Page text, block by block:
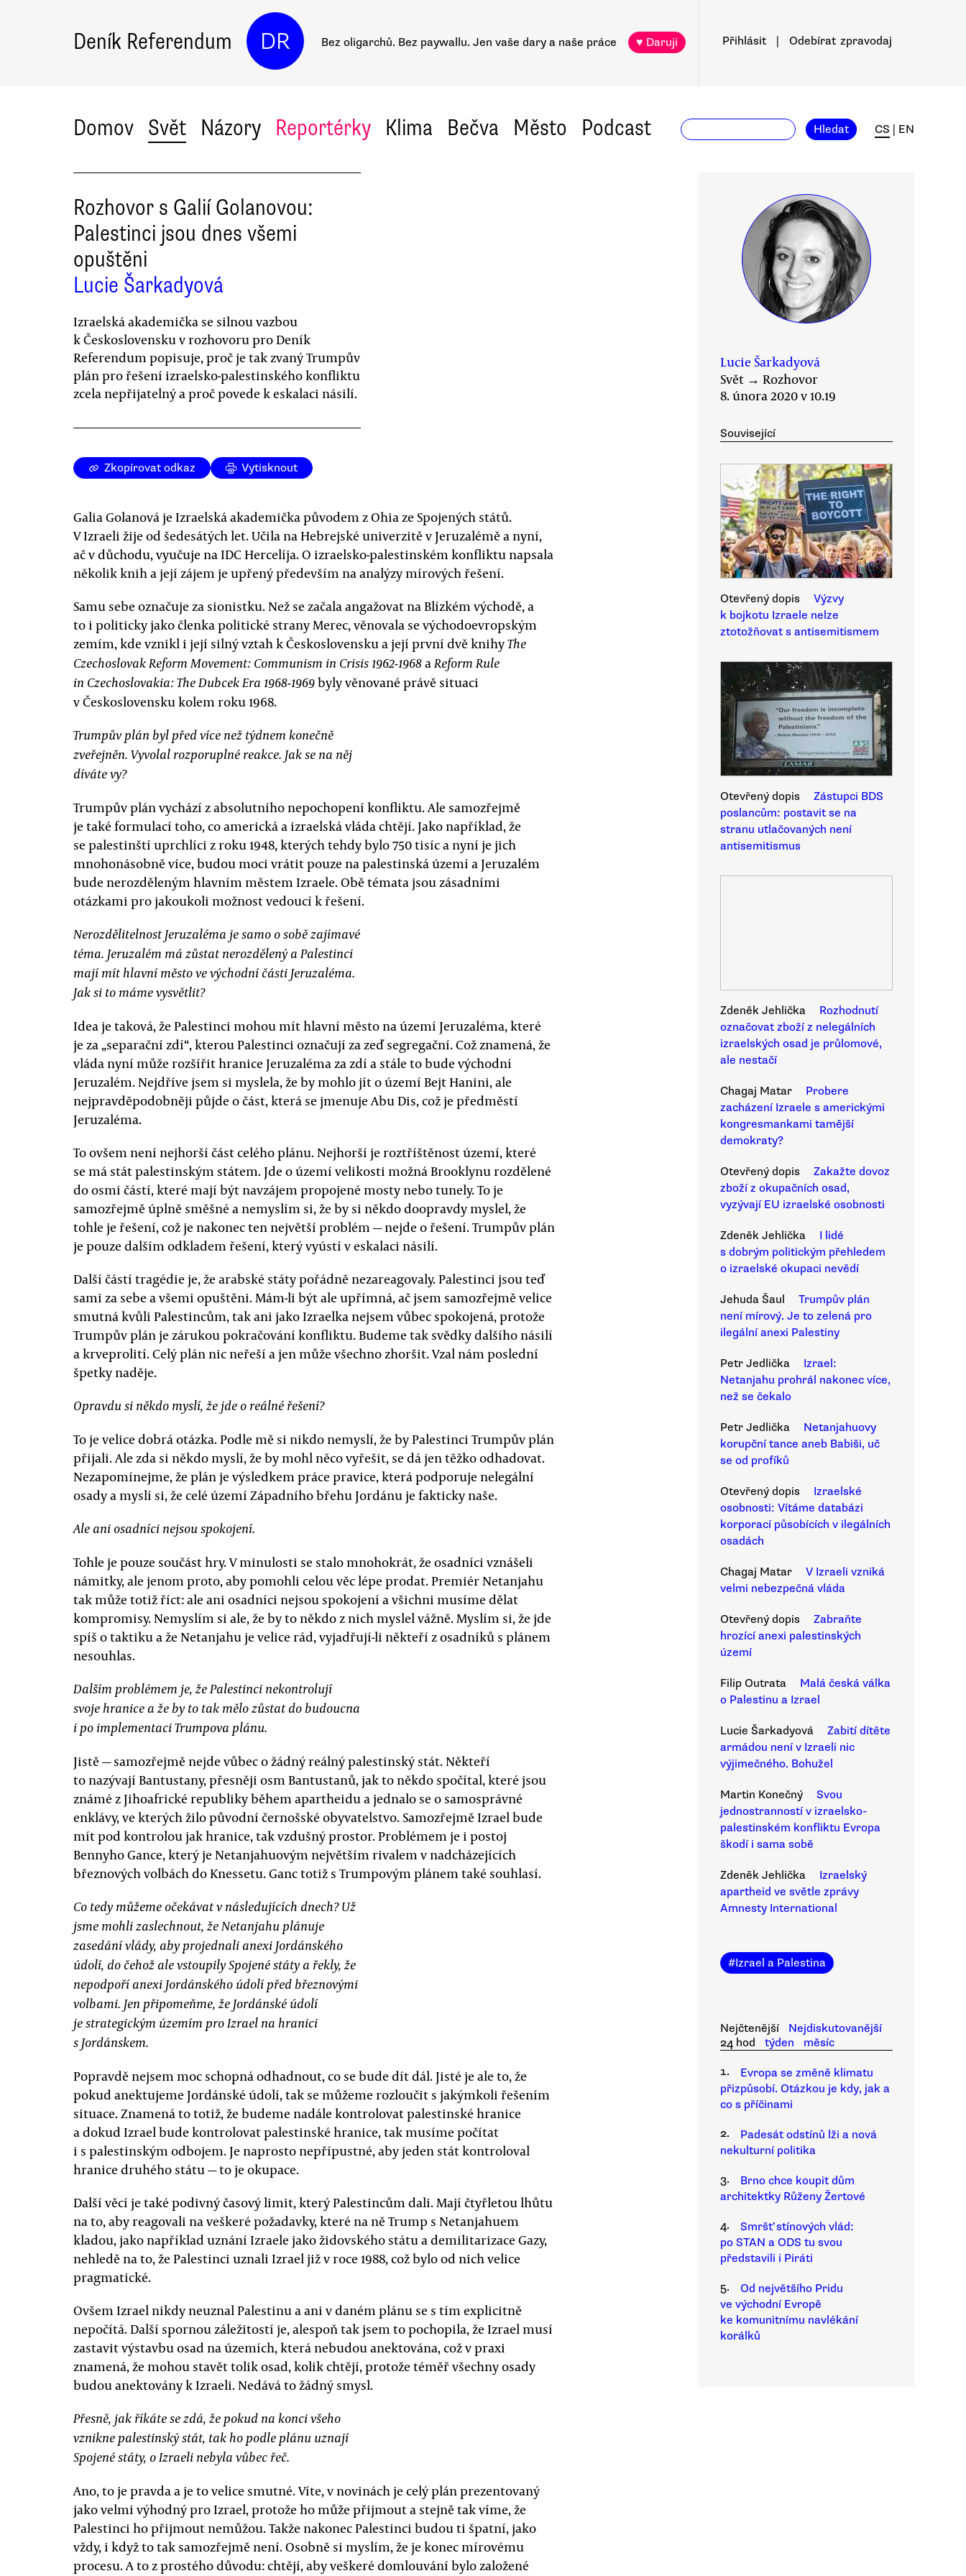
Deník Referendum DR Bez oligarchů. Bez paywallu. Jen vaše dary a naše práce ♥ Daruji Přihlásit Odebírat zpravodaj
Domov Svět Názory Reportérky Klima Bečva Město Podcast Hledat CS EN
Rozhovor s Galií Golanovou:
Palestinci jsou dnes všemi
opuštěni
Lucie Šarkadyová
Izraelská akademička se silnou vazbou
k Československu v rozhovoru pro Deník
Referendum popisuje, proč je tak zvaný Trumpův
plán pro řešení izraelsko-palestinského konfliktu
zcela nepřijatelný a proč povede k eskalaci násilí.
Zkopírovat odkaz Vytisknout
Galia Golanová je Izraelská akademička původem z Ohia ze Spojených států.
V Izraeli žije od šedesátých let. Učila na Hebrejské univerzitě v Jeruzalémě a nyní,
ač v důchodu, vyučuje na IDC Hercelíja. O izraelsko-palestinském konfliktu napsala
několik knih a její zájem je upřený především na analýzy mírových řešení.
Samu sebe označuje za sionistku. Než se začala angažovat na Blízkém východě, a
to i politicky jako členka politické strany Merec, věnovala se východoevropským
zemím, kde vznikl i její silný vztah k Československu a její první dvě knihyThe
Czechoslovak Reform Movement: Communism in Crisis 1962-1968aReform Rule
in Czechoslovakia: The Dubcek Era 1968-1969byly věnované právě situaci
v Československu kolem roku 1968.
Trumpův plán byl před více než týdnem konečně
zveřejněn. Vyvolal rozporuplné reakce. Jak se na něj
díváte vy?
Trumpův plán vychází z absolutního nepochopení konfliktu. Ale samozřejmě
je také formulací toho, co americká a izraelská vláda chtějí. Jako například, že
se palestinští uprchlíci z roku 1948, kterých tehdy bylo 750 tisíc a nyní je jich
mnohonásobně více, budou moci vrátit pouze na palestinská území a Jeruzalém
bude nerozděleným hlavním městem Izraele. Obě témata jsou zásadními
otázkami pro jakoukoli možnost vedoucí k řešení.
Nerozdělitelnost Jeruzaléma je samo o sobě zajímavé
téma. Jeruzalém má zůstat nerozdělený a Palestinci
mají mít hlavní město ve východní části Jeruzaléma.
Jak si to máme vysvětlit?
Idea je taková, že Palestinci mohou mít hlavní město na území Jeruzaléma, které
je za „separační zdí“, kterou Palestinci označují za zeď segregační. Což znamená, že
vláda nyní může rozšířit hranice Jeruzaléma za zdí a stále to bude východní
Jeruzalém. Nejdříve jsem si myslela, že by mohlo jít o území Bejt Hanini, ale
nejpravděpodobněji půjde o část, která se jmenuje Abu Dis, což je předměstí
Jeruzaléma.
To ovšem není nejhorší část celého plánu. Nejhorší je roztříštěnost území, které
se má stát palestinským státem. Jde o území velikosti možná Brooklynu rozdělené
do osmi částí, které mají být navzájem propojené mosty nebo tunely. To je
samozřejmě úplně směšné a nemyslím si, že by si někdo doopravdy myslel, že
tohle je řešení, což je nakonec ten největší problém — nejde o řešení. Trumpův plán
je pouze dalším odkladem řešení, který vyústí v eskalaci násilí.
Další částí tragédie je, že arabské státy pořádně nezareagovaly. Palestinci jsou teď
sami za sebe a všemi opuštěni. Mám-li být ale upřímná, ač jsem samozřejmě velice
smutná kvůli Palestincům, tak ani jako Izraelka nejsem vůbec spokojená, protože
Trumpův plán je zárukou pokračování konfliktu. Budeme tak svědky dalšího násilí
a krveprolití. Celý plán nic neřeší a jen může všechno zhoršit. Vzal nám poslední
špetky naděje.
Opravdu si někdo myslí, že jde o reálné řešení?
To je velice dobrá otázka. Podle mě si nikdo nemyslí, že by Palestinci Trumpův plán
přijali. Ale zda si někdo myslí, že by mohl něco vyřešit, se dá jen těžko odhadovat.
Nezapomínejme, že plán je výsledkem práce pravice, která podporuje nelegální
osady a myslí si, že celé území Západního břehu Jordánu je fakticky naše.
Ale ani osadníci nejsou spokojení.
Tohle je pouze součást hry. V minulosti se stalo mnohokrát, že osadníci vznášeli
námitky, ale jenom proto, aby pomohli celou věc lépe prodat. Premiér Netanjahu
tak může totiž říct: ale ani osadníci nejsou spokojení a všichni musíme dělat
kompromisy. Nemyslím si ale, že by to někdo z nich myslel vážně. Myslím si, že jde
spíš o taktiku a že Netanjahu je velice rád, vyjadřují-li někteří z osadníků s plánem
nesouhlas.
Dalším problémem je, že Palestinci nekontrolují
svoje hranice a že by to tak mělo zůstat do budoucna
i po implementaci Trumpova plánu.
Jistě — samozřejmě nejde vůbec o žádný reálný palestinský stát. Někteří
to nazývají Bantustany, přesněji osm Bantustanů, jak to někdo spočítal, které jsou
známé z Jihoafrické republiky během apartheidu a jednalo se o samosprávné
enklávy, ve kterých žilo původní černošské obyvatelstvo. Samozřejmě Izrael bude
mít pod kontrolou jak hranice, tak vzdušný prostor. Problémem je i postoj
Bennyho Gance, který je Netanjahuovým největším rivalem v nadcházejících
březnových volbách do Knessetu. Ganc totiž s Trumpovým plánem také souhlasí.
Co tedy můžeme očekávat v následujících dnech? Už
jsme mohli zaslechnout, že Netanjahu plánuje
zasedání vlády, aby projednali anexi Jordánského
údolí, do čehož ale vstoupily Spojené státy a řekly, že
nepodpoří anexi Jordánského údolí před březnovými
volbami. Jen připomeňme, že Jordánské údolí
je strategickým územím pro Izrael na hranici
s Jordánskem.
Popravdě nejsem moc schopná odhadnout, co se bude dít dál. Jisté je ale to, že
pokud anektujeme Jordánské údolí, tak se můžeme rozloučit s jakýmkoli řešením
situace. Znamená to totiž, že budeme nadále kontrolovat palestinské hranice
a dokud Izrael bude kontrolovat palestinské hranice, tak musíme počítat
i s palestinským odbojem. Je naprosto nepřípustné, aby jeden stát kontroloval
hranice druhého státu — to je okupace.
Další věcí je také podivný časový limit, který Palestincům dali. Mají čtyřletou lhůtu
na to, aby reagovali na veškeré požadavky, které na ně Trump s Netanjahuem
kladou, jako například uznání Izraele jako židovského státu a demilitarizace Gazy,
nehledě na to, že Palestinci uznali Izrael již v roce 1988, což bylo od nich velice
pragmatické.
Ovšem Izrael nikdy neuznal Palestinu a ani v daném plánu se s tím explicitně
nepočítá. Další spornou záležitostí je, alespoň tak jsem to pochopila, že Izrael musí
zastavit výstavbu osad na územích, která nebudou anektována, což v praxi
znamená, že mohou stavět tolik osad, kolik chtějí, protože téměř všechny osady
budou anektovány k Izraeli. Nedává to žádný smysl.
Přesně, jak říkáte se zdá, že pokud na konci všeho
vznikne palestinský stát, tak ho podle plánu uznají
Spojené státy, o Izraeli nebyla vůbec řeč.
Ano, to je pravda a je to velice smutné. Víte, v novinách je celý plán prezentovaný
jako velmi výhodný pro Izrael, protože ho může přijmout a stejně tak víme, že
Palestinci ho přijmout nemůžou. Takže nakonec Palestinci budou ti špatní, jako
vždy, i když to tak samozřejmě není. Osobně si myslím, že je konec mírovému
procesu. A to z prostého důvodu: chtějí, aby veškeré domlouvání bylo založené
Lucie Šarkadyová
Svět → Rozhovor
8. února 2020 v 10.19
Související
Otevřený dopis
Výzvy
k bojkotu Izraele nelze
ztotožňovat s antisemitismem
Otevřený dopis
Zástupci BDS
poslancům: postavit se na
stranu utlačovaných není
antisemitismus
Zdeněk Jehlička
Rozhodnutí
označovat zboží z nelegálních
izraelských osad je průlomové,
ale nestačí
Chagaj Matar
Probere
zacházení Izraele s americkými
kongresmankami tamější
demokraty?
Otevřený dopis
Zakažte dovoz
zboží z okupačních osad,
vyzývají EU izraelské osobnosti
Zdeněk Jehlička
I lidé
s dobrým politickým přehledem
o izraelské okupaci nevědí
Jehuda Šaul
Trumpův plán
není mírový. Je to zelená pro
ilegální anexi Palestiny
Petr Jedlička
Izrael:
Netanjahu prohrál nakonec více,
než se čekalo
Petr Jedlička
Netanjahuovy
korupční tance aneb Babiši, uč
se od profíků
Otevřený dopis
Izraelské
osobnosti: Vítáme databázi
korporací působících v ilegálních
osadách
Chagaj Matar
V Izraeli vzniká
velmi nebezpečná vláda
Otevřený dopis
Zabraňte
hrozící anexi palestinských
území
Filip Outrata
Malá česká válka
o Palestinu a Izrael
Lucie Šarkadyová
Zabití dítěte
armádou není v Izraeli nic
výjimečného. Bohužel
Martin Konečný
Svou
jednostranností v izraelsko-
palestinském konfliktu Evropa
škodí i sama sobě
Zdeněk Jehlička
Izraelský
apartheid ve světle zprávy
Amnesty International
#Izrael a Palestina
Nejčtenější
Nejdiskutovanější
24 hod
týden
měsíc
1.
Evropa se změně klimatu
přizpůsobí. Otázkou je kdy, jak a
co s příčinami
2.
Padesát odstínů lži a nová
nekulturní politika
3.
Brno chce koupit dům
architektky Růženy Žertové
4.
Smršť stínových vlád:
po STAN a ODS tu svou
představili i Piráti
5.
Od největšího Pridu
ve východní Evropě
ke komunitnímu navlékání
korálků